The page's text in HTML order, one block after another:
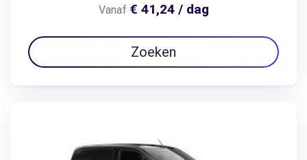
Vanaf € 41,24 / dag
Zoeken